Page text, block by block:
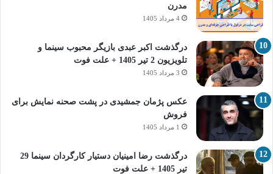
مدرن
4 مرداد 1405
درگذشت اکبر عبدی بازیگر محبوب سینما و
تلویزیون 2 تیر 1405 + علت فوت
3 مرداد 1405
عکس پژمان جمشیدی در پشت صحنه نمایش برای
فروش
1 مرداد 1405
درگذشت رضا امینیان دستیار کارگردان سینما 29
تیر 1405 + علت فوت